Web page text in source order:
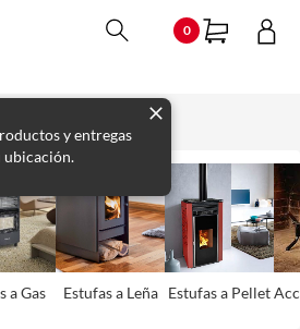
0
y entregas
ubicación.
a Gas Estufas a Leña Estufas a Pellet